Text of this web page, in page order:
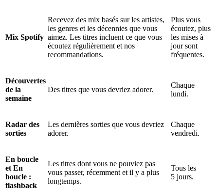
Mix Spotify
Recevez des mix basés sur les artistes,
les genres et les décennies que vous
aimez. Les titres incluent ce que vous
écoutez régulièrement et nos
recommandations.
Plus vous
écoutez, plus
les mises à
jour sont
fréquentes.
Découvertes
de la
semaine
Des titres que vous devriez adorer.
Chaque
lundi.
Radar des
sorties
Les dernières sorties que vous devriez
adorer.
Chaque
vendredi.
En boucle
et En
boucle :
flashback
Les titres dont vous ne pouviez pas
vous passer, récemment et il y a plus
longtemps.
Tous les
5 jours.